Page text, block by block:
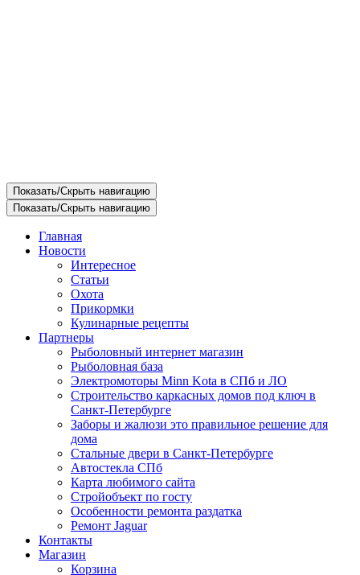
Показать/Скрыть навигацию
Показать/Скрыть навигацию
Главная
Новости
Интересное
Статьи
Охота
Прикормки
Кулинарные рецепты
Партнеры
Рыболовный интернет магазин
Рыболовная база
Электромоторы Minn Kota в СПб и ЛО
Строительство каркасных домов под ключ в
Санкт-Петербурге
Заборы и жалюзи это правильное решение для
дома
Стальные двери в Санкт-Петербурге
Автостекла СПб
Карта любимого сайта
Стройобъект по госту
Особенности ремонта раздатка
Ремонт Jaguar
Контакты
Магазин
Корзина